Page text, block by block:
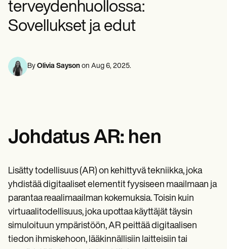
Mielenterveyden ammattilaiset
Sosiaalityöntekijät
Ravitsemusasiantuntijat ja ravitsemusterapeutit
Hierontaterapeutit
Toimintaterapeutit
Mallipohjat
Superbill-malli
SOAP-muistiinpanomalli
Hoitosuunnitelman malli
Informed Consent Form
Social Work Treatment Plans
Patient Visit Summary Template
Help Center
Insurance claims
Speech therapists
Life coaches
Massage therapists
Personal trainers
terveydenhuollossa:
Sovellukset ja edut
By Olivia Sayson on Aug 6, 2025.
Johdatus AR: hen
Lisätty todellisuus (AR) on kehittyvä tekniikka, joka
yhdistää digitaaliset elementit fyysiseen maailmaan ja
parantaa reaalimaailman kokemuksia. Toisin kuin
virtuaalitodellisuus, joka upottaa käyttäjät täysin
simuloituun ympäristöön, AR peittää digitaalisen
tiedon ihmiskehoon, lääkinnällisiin laitteisiin tai